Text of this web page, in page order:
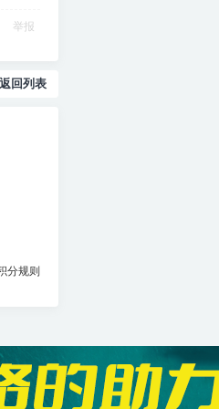
举报
返回列表
分规则